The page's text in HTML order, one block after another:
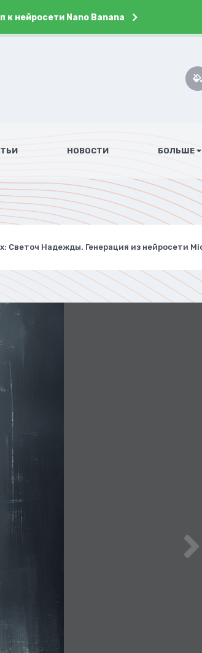
к нейросети Nano Banana
НОВОСТИ БОЛЬШЕ
Светоч Надежды. Генерация из нейросети